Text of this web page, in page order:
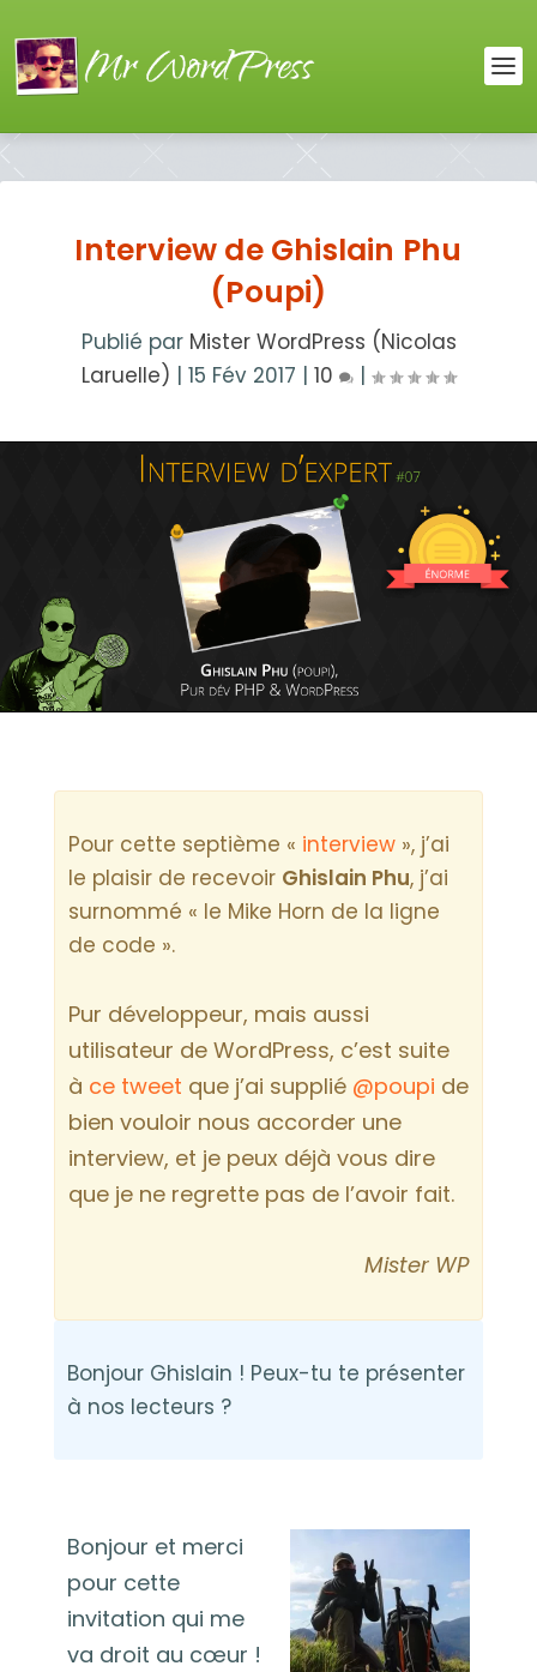
Interview de Ghislain Phu
(Poupi)
Publié par Mister WordPress (Nicolas
Laruelle) | 15 Fév 2017 | 10 |
Pour cette septième « interview», j’ai
le plaisir de recevoir Ghislain Phu, j’ai
surnommé « le Mike Horn de la ligne
de code ».
Pur développeur, mais aussi
utilisateur de WordPress, c’est suite
à ce tweet que j’ai supplié @poupi de
bien vouloir nous accorder une
interview, et je peux déjà vous dire
que je ne regrette pas de l’avoir fait.
Mister WP
Bonjour Ghislain ! Peux-tu te présenter
à nos lecteurs ?
Bonjour et merci
pour cette
invitation qui me
va droit au cœur !